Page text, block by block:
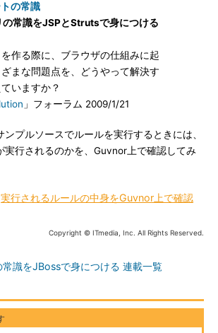
の常識
の常識をJSPとStrutsで身につける
作る際に、ブラウザの仕組みに起
まな問題点を、どうやって解決す
いますか？
」フォーラム 2009/1/21
プルソースでルールを実行するときには、
実行されるのかを、Guvnor上で確認してみ
実行されるルールの中身をGuvnor上で確認
Copyright © ITmedia, Inc. All Rights Reserved.
識をJBossで身につける 連載一覧